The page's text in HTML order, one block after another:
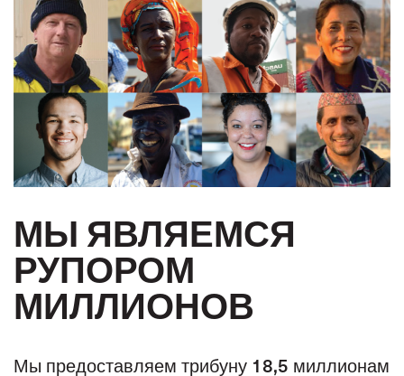
МЫ ЯВЛЯЕМСЯ
РУПОРОМ
МИЛЛИОНОВ
Мы предоставляем трибуну 18,5 миллионам